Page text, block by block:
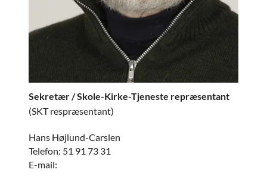
Sekretær / Skole-Kirke-Tjeneste repræsentant
(SKT respræsentant)
Hans Højlund-Carslen
Telefon: 51 91 73 31
E-mail: